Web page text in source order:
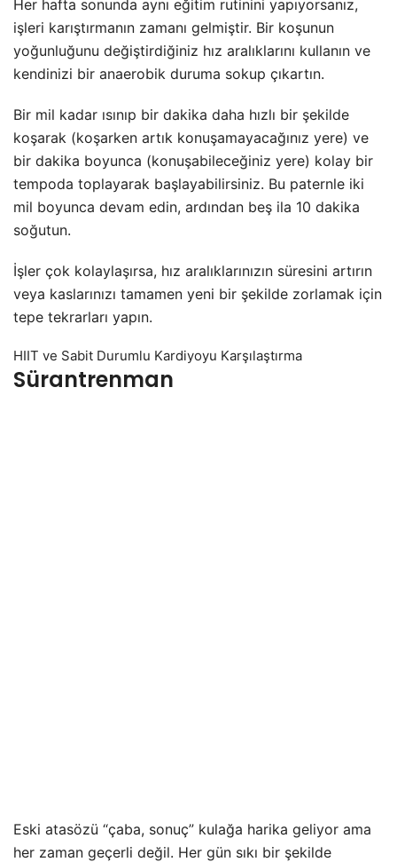
Her hafta sonunda aynı eğitim rutinini yapıyorsanız,
işleri karıştırmanın zamanı gelmiştir. Bir koşunun
yoğunluğunu değiştirdiğiniz hız aralıklarını kullanın ve
kendinizi bir anaerobik duruma sokup çıkartın.
Bir mil kadar ısınıp bir dakika daha hızlı bir şekilde
koşarak (koşarken artık konuşamayacağınız yere) ve
bir dakika boyunca (konuşabileceğiniz yere) kolay bir
tempoda toplayarak başlayabilirsiniz. Bu paternle iki
mil boyunca devam edin, ardından beş ila 10 dakika
soğutun.
İşler çok kolaylaşırsa, hız aralıklarınızın süresini artırın
veya kaslarınızı tamamen yeni bir şekilde zorlamak için
tepe tekrarları yapın.
HIIT ve Sabit Durumlu Kardiyoyu Karşılaştırma
Sürantrenman
Eski atasözü “çaba, sonuç” kulağa harika geliyor ama
her zaman geçerli değil. Her gün sıkı bir şekilde